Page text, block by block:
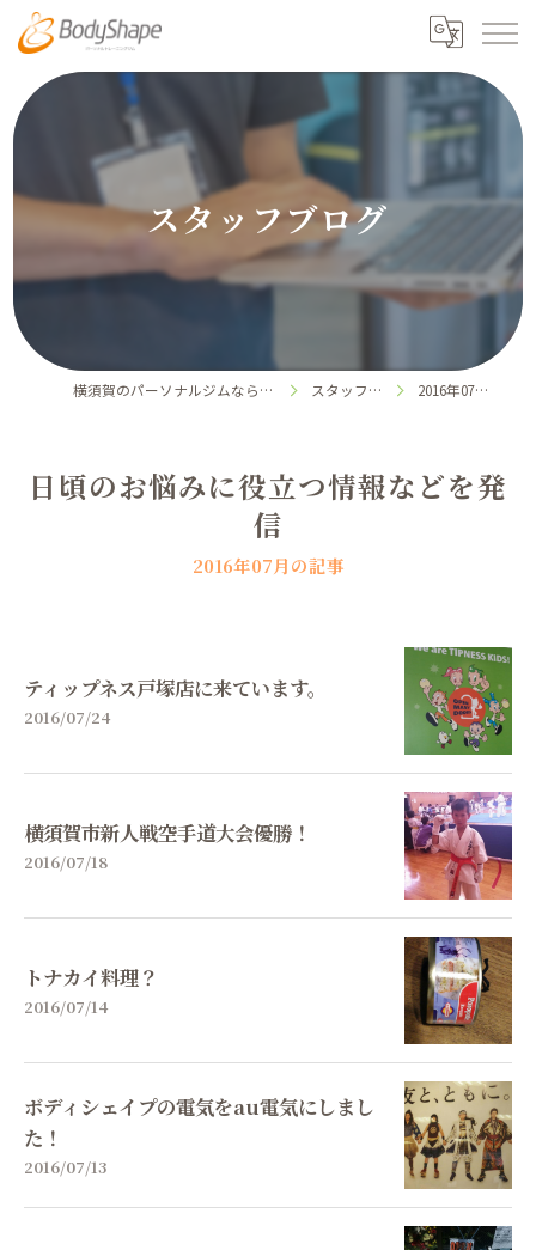
スタッフブログ
横須賀のパーソナルジムならボディシェイプ スタッフブログ 2016年07月の記事
日頃のお悩みに役立つ情報などを発
信
2016年07月の記事
ティップネス戸塚店に来ています。
2016/07/24
横須賀市新人戦空手道大会優勝！
2016/07/18
トナカイ料理？
2016/07/14
ボディシェイプの電気をau電気にしまし
た！
2016/07/13